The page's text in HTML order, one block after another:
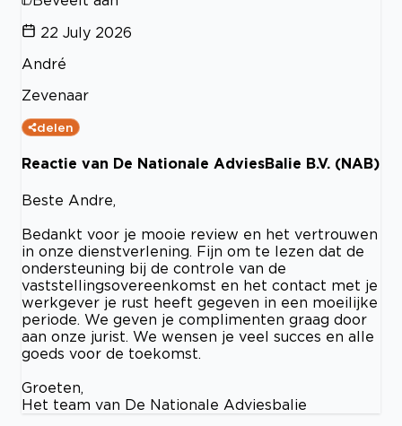
22 July 2026
André
Zevenaar
delen
Reactie van De Nationale AdviesBalie B.V. (NAB)
Beste Andre,
Bedankt voor je mooie review en het vertrouwen
in onze dienstverlening. Fijn om te lezen dat de
ondersteuning bij de controle van de
vaststellingsovereenkomst en het contact met je
werkgever je rust heeft gegeven in een moeilijke
periode. We geven je complimenten graag door
aan onze jurist. We wensen je veel succes en alle
goeds voor de toekomst.
Groeten,
Het team van De Nationale Adviesbalie